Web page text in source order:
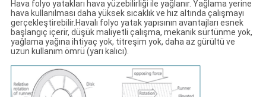
Hava folyo yatakları hava yüzebilirliği ile yağlanır. Yağlama yerine
hava kullanılması daha yüksek sıcaklık ve hız altında çalışmayı
gerçekleştirebilir.Havalı folyo yatak yapısının avantajları esnek
başlangıç içerir, düşük maliyetli çalışma, mekanik sürtünme yok,
yağlama yağına ihtiyaç yok, titreşim yok, daha az gürültü ve
uzun kullanım ömrü (yarı kalıcı).